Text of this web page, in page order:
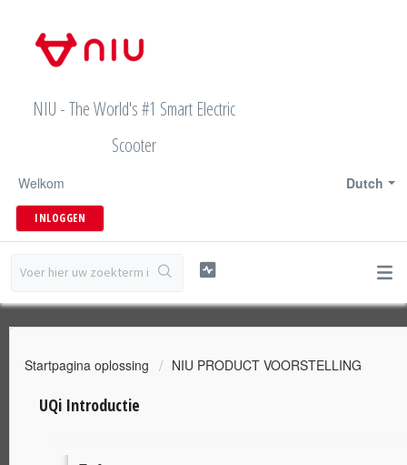
NIU - The World's #1 Smart Electric
Scooter
Dutch
Welkom
INLOGGEN
Startpagina oplossing NIU PRODUCT VOORSTELLING
UQi Introductie